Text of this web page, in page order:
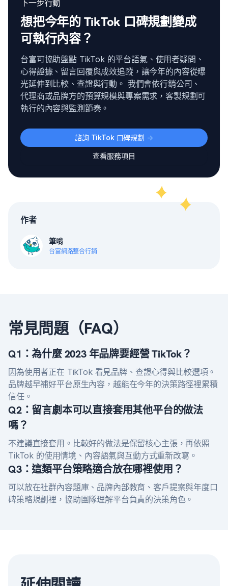
下一步行動
想把今年的 TikTok 口碑規劃變成
可執行內容？
台富可協助盤點 TikTok 的平台語氣、使用者疑問、
心得證據、留言回覆與成效追蹤，讓今年的內容從曝
光延伸到比較、查證與行動。 我們會依行銷公司、
代理商或品牌方的預算規模與專案需求，客製規劃可
執行的內容與監測節奏。
諮詢 TikTok 口碑規劃 ->
查看服務項目
作者
筆啃
台富網路整合行銷
常見問題（FAQ）
Q1：為什麼 2023 年品牌要經營 TikTok？
因為使用者正在 TikTok 看見品牌、查證心得與比較選項。
品牌越早補好平台原生內容，越能在今年的決策路徑裡累積
信任。
Q2：留言劇本可以直接套用其他平台的做法
嗎？
不建議直接套用。比較好的做法是保留核心主張，再依照
TikTok 的使用情境、內容語氣與互動方式重新改寫。
Q3：這類平台策略適合放在哪裡使用？
可以放在社群內容題庫、品牌內部教育、客戶提案與年度口
碑策略規劃裡，協助團隊理解平台負責的決策角色。